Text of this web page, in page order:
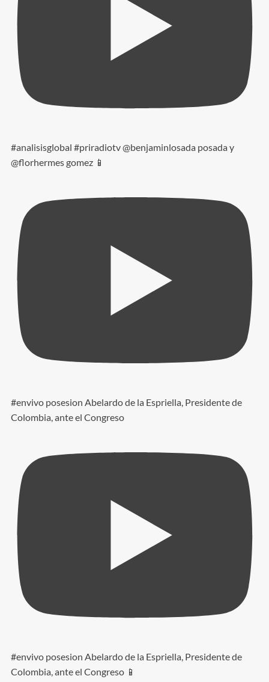
#analisisglobal #priradiotv @benjaminlosada posada y
@florhermes gomez 📱
#envivo posesion Abelardo de la Espriella, Presidente de
Colombia, ante el Congreso
#envivo posesion Abelardo de la Espriella, Presidente de
Colombia, ante el Congreso 📱